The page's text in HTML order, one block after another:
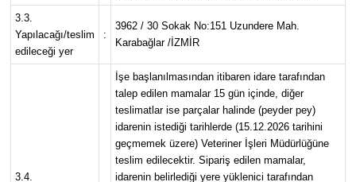
3.3.
Yapılacağı/teslim
edileceği yer
:
3962 / 30 Sokak No:151 Uzundere Mah.
Karabağlar /İZMİR
3.4.
İşe başlanılmasından itibaren idare tarafından
talep edilen mamalar 15 gün içinde, diğer
teslimatlar ise parçalar halinde (peyder pey)
idarenin istediği tarihlerde (15.12.2026 tarihini
geçmemek üzere) Veteriner İşleri Müdürlüğüne
teslim edilecektir. Sipariş edilen mamalar,
idarenin belirlediği yere yüklenici tarafından